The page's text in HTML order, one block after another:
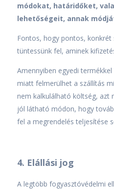
módokat, határidőket,
lehetőségeit, annak
Fontos, hogy pontos, konkrét
tüntessünk fel, aminek
Amennyiben egyedi
miatt felmerülhet a szállítás
nem kalkulálható költség, azt
jól látható módon, hogy
fel a megrendelés teljesítése
4. Elállási jog
A legtöbb fogyasztóvédelmi